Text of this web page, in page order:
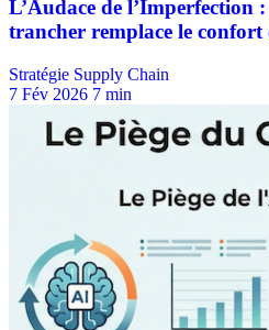
Stratégie Supply Chain
7 Fév 2026 7 min